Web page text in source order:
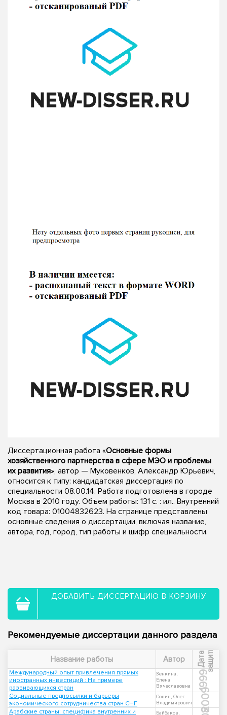
Диссертационная работа «Основные формы
хозяйственного партнерства в сфере МЭО и проблемы
их развития», автор — Муковенков, Александр Юрьевич,
относится к типу: кандидатская диссертация по
специальности 08.00.14. Работа подготовлена в городе
Москва в 2010 году. Объем работы: 131 с. : ил.. Внутренний
код товара: 01004832623. На странице представлены
основные сведения о диссертации, включая название,
автора, год, город, тип работы и шифр специальности.
ДОБАВИТЬ ДИССЕРТАЦИЮ В КОРЗИНУ
Рекомендуемые диссертации данного раздела
Название работы Автор Д
а
т
а
з
а
щ
и
т ы
Международный опыт привлечения прямых
иностранных инвестиций : На примере
развивающихся стран
Зенкина,
Елена
Вячеславовна
1999
Социальные предпосылки и барьеры
экономического сотрудничества стран СНГ
Сонин, Олег
Владимирович
2009
Арабские страны: специфика внутренних и Байбаков,